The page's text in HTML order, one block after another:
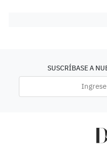
SUSCRÍBASE A